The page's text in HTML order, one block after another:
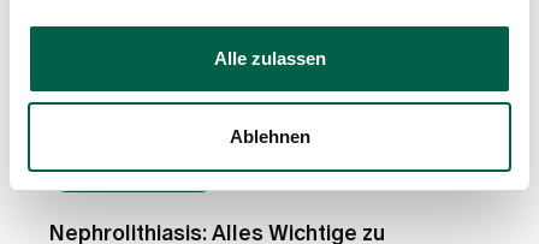
Alle zulassen
Ablehnen
Gesundheitswelt
Nephrolithiasis: Alles Wichtige zu